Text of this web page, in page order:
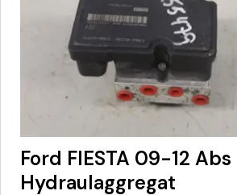
Ford FIESTA 09-12 Abs
Hydraulaggregat